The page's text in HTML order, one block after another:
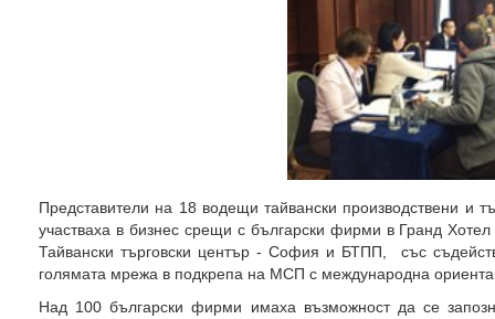
Представители на 18 водещи тайвански производствени и
участваха в бизнес срещи с български фирми в Гранд
Тайвански търговски център - София и БТПП, със
голямата мрежа в подкрепа на МСП с международна
Над 100 български фирми имаха възможност да се